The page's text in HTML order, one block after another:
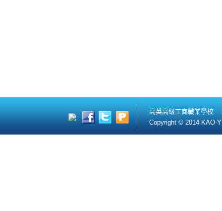
高英高級工商職業學校
Copyright © 2014 KAO-